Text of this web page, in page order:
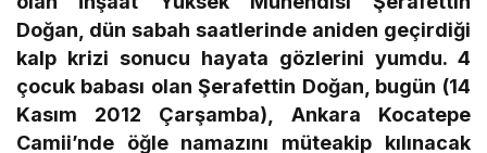
Doğan, dün sabah saatlerinde aniden geçirdiği
kalp krizi sonucu hayata gözlerini yumdu. 4
çocuk babası olan Şerafettin Doğan, bugün (14
Kasım 2012 Çarşamba), Ankara Kocatepe
Camii’nde öğle namazını müteakip kılınacak